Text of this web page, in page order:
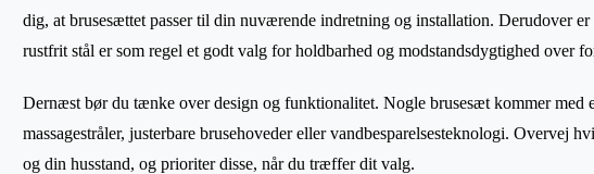
dig, at brusesættet passer til din nuværende indretning og installation. Derudover
rustfrit stål er som regel et godt valg for holdbarhed og modstandsdygtighed over
Dernæst bør du tænke over design og funktionalitet. Nogle brusesæt kommer med
massagestråler, justerbare brusehoveder eller vandbesparelsesteknologi. Overvej
og din husstand, og prioriter disse, når du træffer dit valg.